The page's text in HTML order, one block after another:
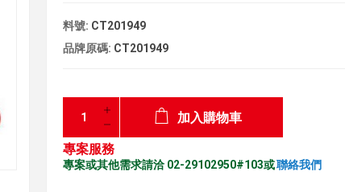
料號: CT201949
品牌原碼: CT201949
加入購物車
專案服務
專案或其他需求請洽 02-29102950#103或聯絡我們